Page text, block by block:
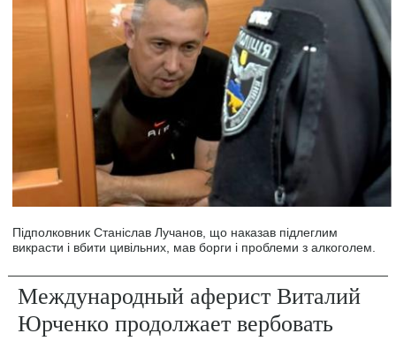
Підполковник Станіслав Лучанов, що наказав підлеглим
викрасти і вбити цивільних, мав борги і проблеми з алкоголем.
Международный аферист Виталий
Юрченко продолжает вербовать